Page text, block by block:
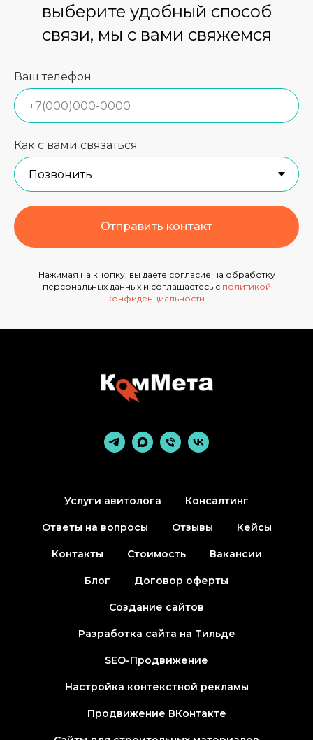
выберите удобный способ
связи, мы с вами свяжемся
Ваш телефон
Как с вами связаться
Отправить контакт
Нажимая на кнопку, вы даете согласие на обработку
персональных данных и соглашаетесь с политикой
конфиденциальности
Услуги авитолога Консалтинг
Ответы на вопросы Отзывы Кейсы
Контакты Стоимость Вакансии
Блог Договор оферты
Создание сайтов
Разработка сайта на Тильде
SEO-Продвижение
Настройка контекстной рекламы
Продвижение ВКонтакте